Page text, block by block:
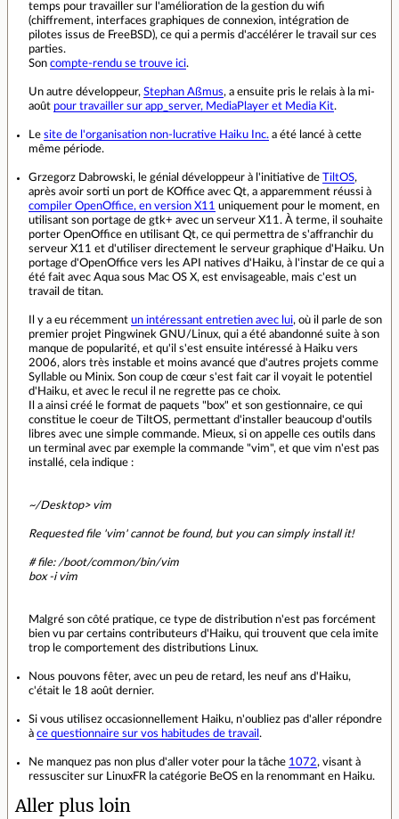
temps pour travailler sur l'amélioration de la gestion du wifi
(chiffrement, interfaces graphiques de connexion, intégration de
pilotes issus de FreeBSD), ce qui a permis d'accélérer le travail sur ces
parties.
Son compte-rendu se trouve ici.
Un autre développeur, Stephan Aßmus, a ensuite pris le relais à la mi-
août pour travailler sur app_server, MediaPlayer et Media Kit.
Le site de l'organisation non-lucrative Haiku Inc. a été lancé à cette
même période.
Grzegorz Dabrowski, le génial développeur à l'initiative de TiltOS,
après avoir sorti un port de KOffice avec Qt, a apparemment réussi à
compiler OpenOffice, en version X11 uniquement pour le moment, en
utilisant son portage de gtk+ avec un serveur X11. À terme, il souhaite
porter OpenOffice en utilisant Qt, ce qui permettra de s'affranchir du
serveur X11 et d'utiliser directement le serveur graphique d'Haiku. Un
portage d'OpenOffice vers les API natives d'Haiku, à l'instar de ce qui a
été fait avec Aqua sous Mac OS X, est envisageable, mais c'est un
travail de titan.
Il y a eu récemment un intéressant entretien avec lui, où il parle de son
premier projet Pingwinek GNU/Linux, qui a été abandonné suite à son
manque de popularité, et qu'il s'est ensuite intéressé à Haiku vers
2006, alors très instable et moins avancé que d'autres projets comme
Syllable ou Minix. Son coup de cœur s'est fait car il voyait le potentiel
d'Haiku, et avec le recul il ne regrette pas ce choix.
Il a ainsi créé le format de paquets "box" et son gestionnaire, ce qui
constitue le coeur de TiltOS, permettant d'installer beaucoup d'outils
libres avec une simple commande. Mieux, si on appelle ces outils dans
un terminal avec par exemple la commande "vim", et que vim n'est pas
installé, cela indique :
~/Desktop> vim
Requested file 'vim' cannot be found, but you can simply install it!
# file: /boot/common/bin/vim
box -i vim
Malgré son côté pratique, ce type de distribution n'est pas forcément
bien vu par certains contributeurs d'Haiku, qui trouvent que cela imite
trop le comportement des distributions Linux.
Nous pouvons fêter, avec un peu de retard, les neuf ans d'Haiku,
c'était le 18 août dernier.
Si vous utilisez occasionnellement Haiku, n'oubliez pas d'aller répondre
à ce questionnaire sur vos habitudes de travail .
Ne manquez pas non plus d'aller voter pour la tâche 1072, visant à
ressusciter sur LinuxFR la catégorie BeOS en la renommant en Haiku.
Aller plus loin